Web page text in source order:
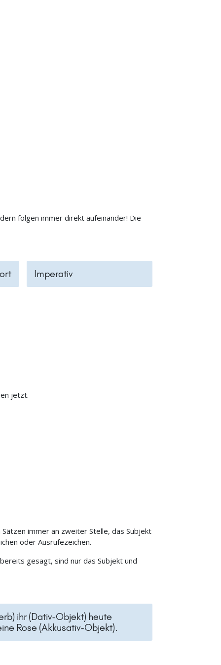
folgen immer direkt aufeinander! Die
Imperativ
jetzt.
immer an zweiter Stelle, das Subjekt
oder Ausrufezeichen.
gesagt, sind nur das Subjekt und
ihr (Dativ-Objekt) heute
Rose (Akkusativ-Objekt).